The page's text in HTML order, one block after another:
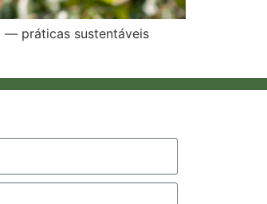
— práticas sustentáveis